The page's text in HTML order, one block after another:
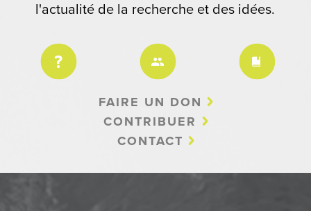
l'actualité de la recherche et des idées.
FAIRE UN DON
CONTRIBUER
CONTACT